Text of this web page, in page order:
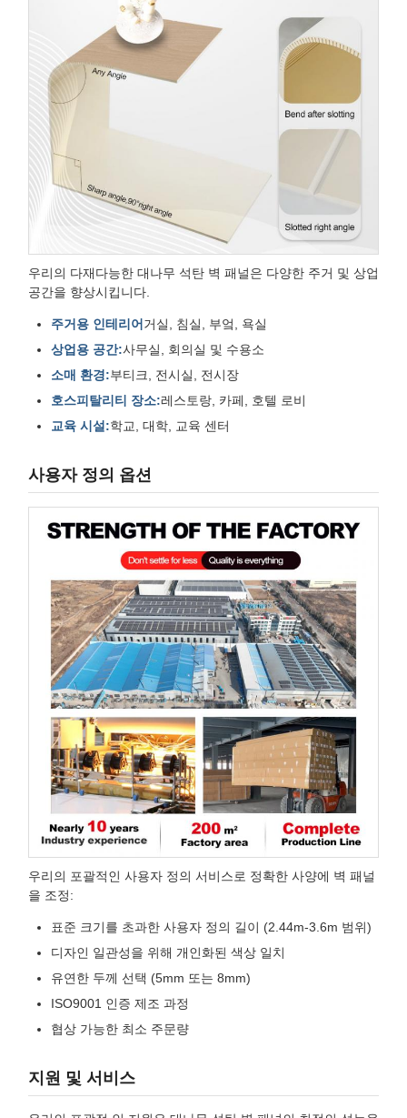
우리의 다재다능한 대나무 석탄 벽 패널은 다양한 주거 및 상업
공간을 향상시킵니다.
주거용 인테리어 거실, 침실, 부엌, 욕실
상업용 공간:사무실, 회의실 및 수용소
소매 환경:부티크, 전시실, 전시장
호스피탈리티 장소:레스토랑, 카페, 호텔 로비
교육 시설:학교, 대학, 교육 센터
사용자 정의 옵션
우리의 포괄적인 사용자 정의 서비스로 정확한 사양에 벽 패널
을 조정:
표준 크기를 초과한 사용자 정의 길이 (2.44m-3.6m 범위)
디자인 일관성을 위해 개인화된 색상 일치
유연한 두께 선택 (5mm 또는 8mm)
ISO9001 인증 제조 과정
협상 가능한 최소 주문량
지원 및 서비스